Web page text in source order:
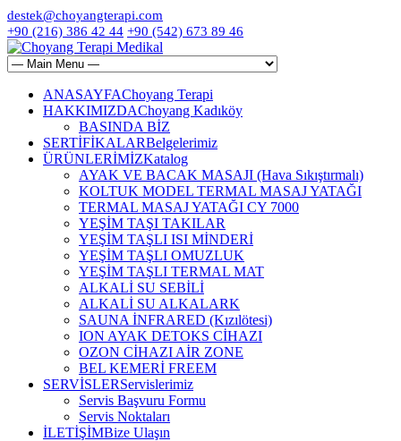
destek@choyangterapi.com
+90 (216) 386 42 44 +90 (542) 673 89 46
ANASAYFAChoyang Terapi
HAKKIMIZDAChoyang Kadıköy
BASINDA BİZ
SERTİFİKALARBelgelerimiz
ÜRÜNLERİMİZKatalog
AYAK VE BACAK MASAJI (Hava Sıkıştırmalı)
KOLTUK MODEL TERMAL MASAJ YATAĞI
TERMAL MASAJ YATAĞI CY 7000
YEŞİM TAŞI TAKILAR
YEŞİM TAŞLI ISI MİNDERİ
YEŞİM TAŞLI OMUZLUK
YEŞİM TAŞLI TERMAL MAT
ALKALİ SU SEBİLİ
ALKALİ SU ALKALARK
SAUNA İNFRARED (Kızılötesi)
ION AYAK DETOKS CİHAZI
OZON CİHAZI AİR ZONE
BEL KEMERİ FREEM
SERVİSLERServislerimiz
Servis Başvuru Formu
Servis Noktaları
İLETİŞİMBize Ulaşın